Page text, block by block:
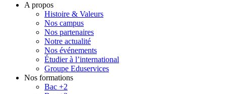
A propos
Histoire & Valeurs
Nos campus
Nos partenaires
Notre actualité
Nos événements
Étudier à l’international
Groupe Eduservices
Nos formations
Bac +2